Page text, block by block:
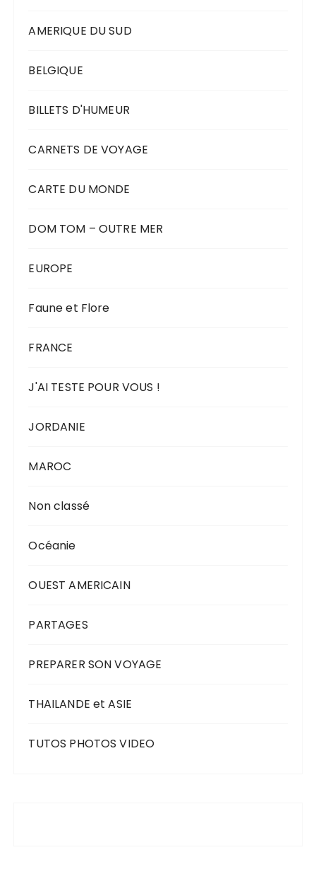
AMERIQUE DU SUD
BELGIQUE
BILLETS D'HUMEUR
CARNETS DE VOYAGE
CARTE DU MONDE
DOM TOM – OUTRE MER
EUROPE
Faune et Flore
FRANCE
J'AI TESTE POUR VOUS !
JORDANIE
MAROC
Non classé
Océanie
OUEST AMERICAIN
PARTAGES
PREPARER SON VOYAGE
THAILANDE et ASIE
TUTOS PHOTOS VIDEO